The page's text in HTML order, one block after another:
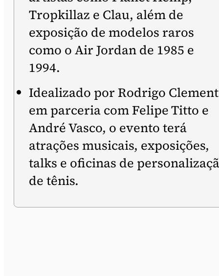
Tropkillaz e Clau, além de
exposição de modelos raros
como o Air Jordan de 1985 e
1994.
Idealizado por Rodrigo
em parceria com Felipe Titto e
André Vasco, o evento terá
atrações musicais, exposições,
talks e oficinas de
de tênis.